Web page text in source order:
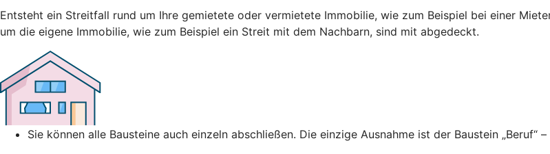
Entsteht ein Streitfall rund um Ihre gemietete oder vermietete Immobilie, wie zum Beispiel bei einer
um die eigene Immobilie, wie zum Beispiel ein Streit mit dem Nachbarn, sind mit abgedeckt.
Sie können alle Bausteine auch einzeln abschließen. Die einzige Ausnahme ist der Baustein „Beruf“